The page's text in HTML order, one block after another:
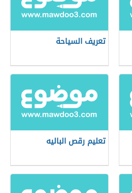
تعريف السياحة
تعليم رقص الباليه